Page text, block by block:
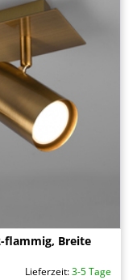
flammig, Breite
Lieferzeit:3-5 Tage